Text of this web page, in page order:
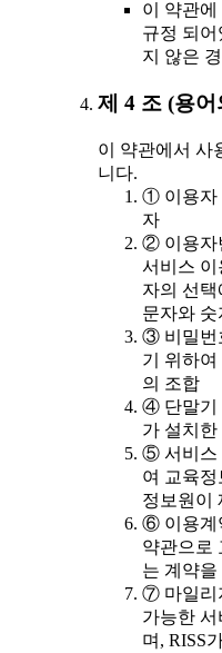
이 약관에
규정 되
지 않은
제 4 조 (용
이 약관에서 사
니다.
① 이용자
자
② 이용자
서비스 이
자의 선
문자와
③ 비밀번
기 위하
의 조합
④ 단말기
가 설치한
⑤ 서비스
여 교육
정보원이
⑥ 이용계
약관으로
는 계약을
⑦ 마일리
가능한
며, RISS